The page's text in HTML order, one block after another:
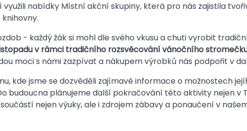
nabídky Místní akční skupiny, která pro nás zajistila
- každý žák si mohl dle svého vkusu a chuti vyrobit
v rámci tradičního rozsvěcování vánočního
moci s námi zazpívat a nákupem výrobků nás podpořit v
kde jsme se dozvěděli zajímavé informace o možnostech
budoucna plánujeme další pokračování této aktivity nejen v
nejen výuky, ale i zdrojem zábavy a ponaučení v